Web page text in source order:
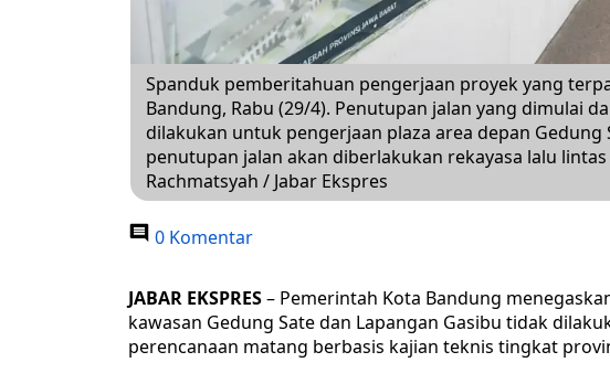
Spanduk pemberitahuan pengerjaan proyek yang
Bandung, Rabu (29/4). Penutupan jalan yang dimulai
dilakukan untuk pengerjaan plaza area depan Gedung
penutupan jalan akan diberlakukan rekayasa lalu
Rachmatsyah / Jabar Ekspres
0 Komentar
JABAR EKSPRES– Pemerintah Kota Bandung
kawasan Gedung Sate dan Lapangan Gasibu tidak
perencanaan matang berbasis kajian teknis tingkat